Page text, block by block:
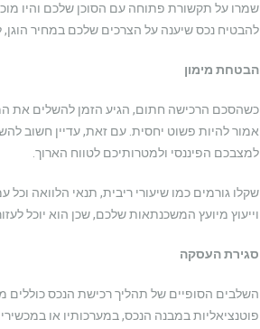
שמרו על תקשורת פתוחה עם הסוכן שלכם והיו
להבטיח נכס שיענה על הצרכים שלכם במחיר הוגן,
הבטחת מימון
כשהסכם הרכישה חתום, הגיע הזמן להשלים את
אמור להיות פשוט יחסית. עם זאת, עדיין חשוב
למצבכם הפיננסי ולמטרותיכם לטווח הארוך.
שקלו גורמים כמו שיעורי ריבית, תנאי הלוואה
וייעוץ מיועץ המשכנתאות שלכם, שכן הוא יוכל
סגירת העסקה
השלבים הסופיים של תהליך רכישת הנכס כוללים
פוטנציאליות במבנה הנכס, במערכותיו או